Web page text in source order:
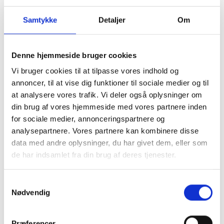
Samtykke Detaljer Om
Denne hjemmeside bruger cookies
Vi bruger cookies til at tilpasse vores indhold og
annoncer, til at vise dig funktioner til sociale medier og til
at analysere vores trafik. Vi deler også oplysninger om
din brug af vores hjemmeside med vores partnere inden
for sociale medier, annonceringspartnere og
analysepartnere. Vores partnere kan kombinere disse
data med andre oplysninger, du har givet dem, eller som
de har indsamlet fra din brug af deres tjenester.
Nødvendig
bl.a.:
PSS og arbejdsmiljøkoordinering
Kvalitetssikring og D&V